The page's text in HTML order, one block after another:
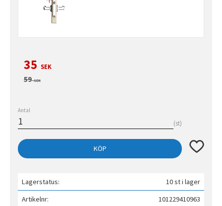
Nedsatt pris:
35 SEK
Ordinarie pris:
59SEK
Antal
st
KÖP Lägg till
Lagerstatus
10 st i lager
Artikelnr
101229410963